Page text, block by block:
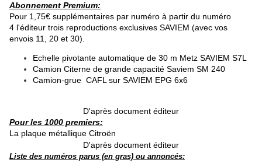
Abonnement Premium:
Pour 1,75€ supplémentaires par numéro à partir du numéro
4 l'éditeur trois reproductions exclusives SAVIEM (avec vos
envois 11, 20 et 30).
Echelle pivotante automatique de 30 m Metz SAVIEM S7L
Camion Citerne de grande capacité Saviem SM 240
Camion-grue CAFL sur SAVIEM EPG 6x6
D'après document éditeur
Pour les 1000 premiers:
La plaque métallique Citroën
D'après document éditeur
Liste des numéros parus (en gras) ou annoncés: